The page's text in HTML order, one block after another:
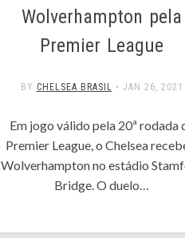
Wolverhampton pela
Premier League
BY CHELSEA BRASIL • JAN 26, 2021
Em jogo válido pela 20ª rodada
Premier League, o Chelsea
Wolverhampton no estádio
Bridge. O duelo…